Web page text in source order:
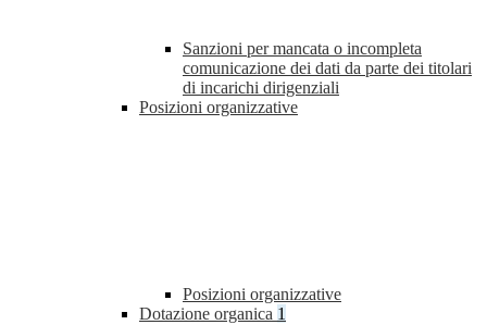
Sanzioni per mancata o incompleta
comunicazione dei dati da parte dei titolari
di incarichi dirigenziali
Posizioni organizzative
Posizioni organizzative
Dotazione organica 1